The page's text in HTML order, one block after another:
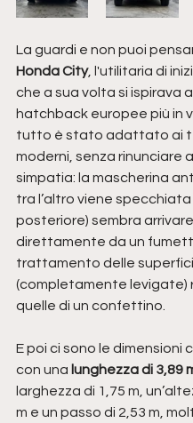
La guardi e non puoi
Honda City, l'utilitaria di
che a sua volta si ispirava
hatchback europee più in
tutto è stato adattato ai
moderni, senza rinunciare
simpatia: la mascherina
tra l’altro viene specchiata
posteriore) sembra arrivare
direttamente da un
trattamento delle superfici
(completamente levigate)
quelle di un confettino.
E poi ci sono le dimensioni
con una lunghezza di 3,89
larghezza di 1,75 m,
m e un passo di 2,53 m,